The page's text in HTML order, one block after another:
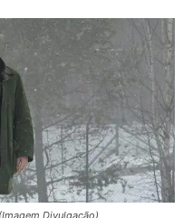
Divulgação)